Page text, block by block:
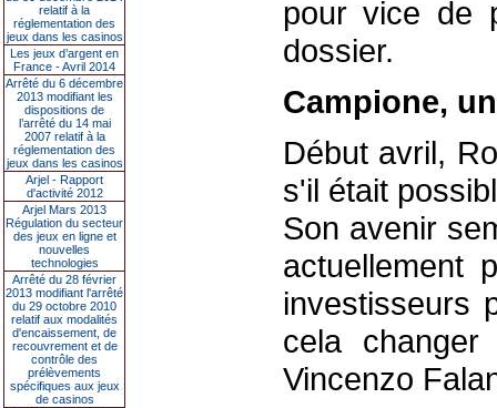
relatif à la
réglementation des
jeux dans les casinos
Les jeux d’argent en
France - Avril 2014
Arrêté du 6 décembre
2013 modifiant les
dispositions de
l’arrêté du 14 mai
2007 relatif à la
réglementation des
jeux dans les casinos
Arjel - Rapport
d'activité 2012
Arjel Mars 2013
Régulation du secteur
des jeux en ligne et
nouvelles
technologies
Arrêté du 28 février
2013 modifiant l'arrêté
du 29 octobre 2010
relatif aux modalités
d'encaissement, de
recouvrement et de
contrôle des
prélèvements
spécifiques aux jeux
de casinos
pour vice de
dossier.
Campione,
Début avril,
s'il était
Son avenir
actuellement
investisseurs
cela
Vincenzo